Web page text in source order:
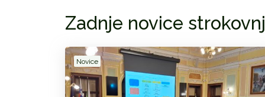
Zadnje novice
Novice